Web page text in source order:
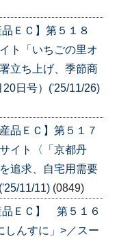
ＥＣ】第５１８
ト「いちごの里オ
立ち上げ、季節商
日号）('25/11/26)
品ＥＣ】第５１７
イト〈「京都丹
追求、自宅用需要
11/11) (0849)
品ＥＣ】 第５１６
んすに」>／スー